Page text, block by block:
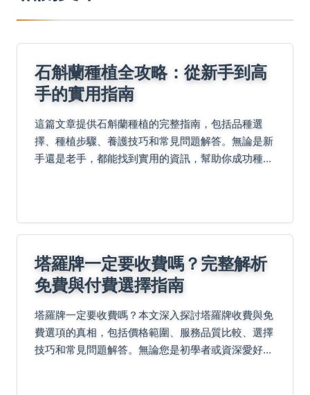
石斛蘭種植全攻略：從新手到高
手的實用指南
這篇文章提供石斛蘭種植的完整指南，包括品種選
擇、種植步驟、養護技巧和常見問題解答。無論是新
手還是老手，都能找到實用的資訊，幫助你成功種植
塔羅牌一定要收費嗎？完整解析
免費與付費選擇指南
塔羅牌一定要收費嗎？本文深入探討塔羅牌收費與免
費選項的真相，包括價格範圍、服務品質比較、選擇
技巧和常見問題解答。無論您是初學者或資深愛好